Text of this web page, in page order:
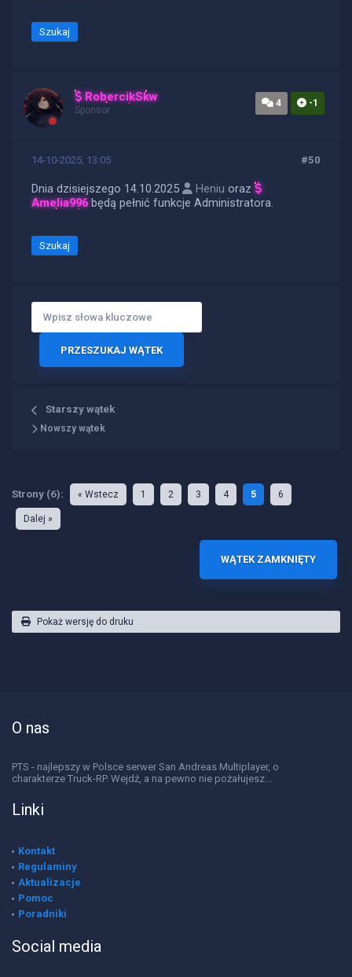
Szukaj
RobercikSkw
Sponsor
4 -1
#50
14-10-2025, 13:05
Dnia dzisiejszego 14.10.2025 Heniu oraz
Amelia996będą pełnić funkcje Administratora.
Szukaj
Starszy wątek
Nowszy wątek
Strony (6): « Wstecz 1 2 3 4 5 6
Dalej »
WĄTEK ZAMKNIĘTY
Pokaż wersję do druku
O nas
PTS - najlepszy w Polsce serwer San Andreas Multiplayer, o
charakterze Truck-RP. Wejdź, a na pewno nie pożałujesz...
Linki
Kontakt
Regulaminy
Aktualizacje
Pomoc
Poradniki
Social media